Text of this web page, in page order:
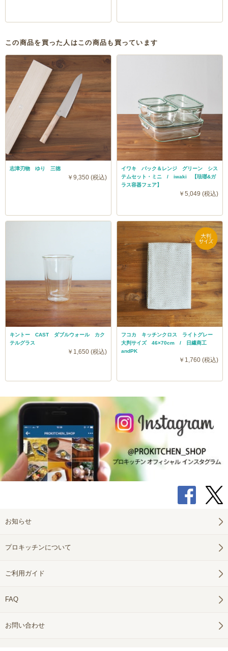
この商品を買った人はこの商品も買っています
志津刃物 ゆり 三徳
￥9,350 (税込)
イワキ パック＆レンジ グリーン シス
テムセット・ミニ / iwaki 【琺瑯&ガ
ラス容器フェア】
￥5,049 (税込)
キントー CAST ダブルウォール カク
テルグラス
￥1,650 (税込)
フコカ キッチンクロス ライトグレー
大判サイズ 46×70cm / 日繊商工
andPK
￥1,760 (税込)
お知らせ
プロキッチンについて
ご利用ガイド
FAQ
お問い合わせ